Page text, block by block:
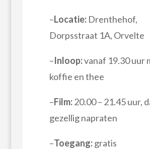
–Locatie:Drenthehof,
Dorpsstraat 1A, Orvelte
–Inloop:vanaf 19.30 uur
koffie en thee
–Film:20.00 – 21.45 uur,
gezellig napraten
–Toegang:gratis